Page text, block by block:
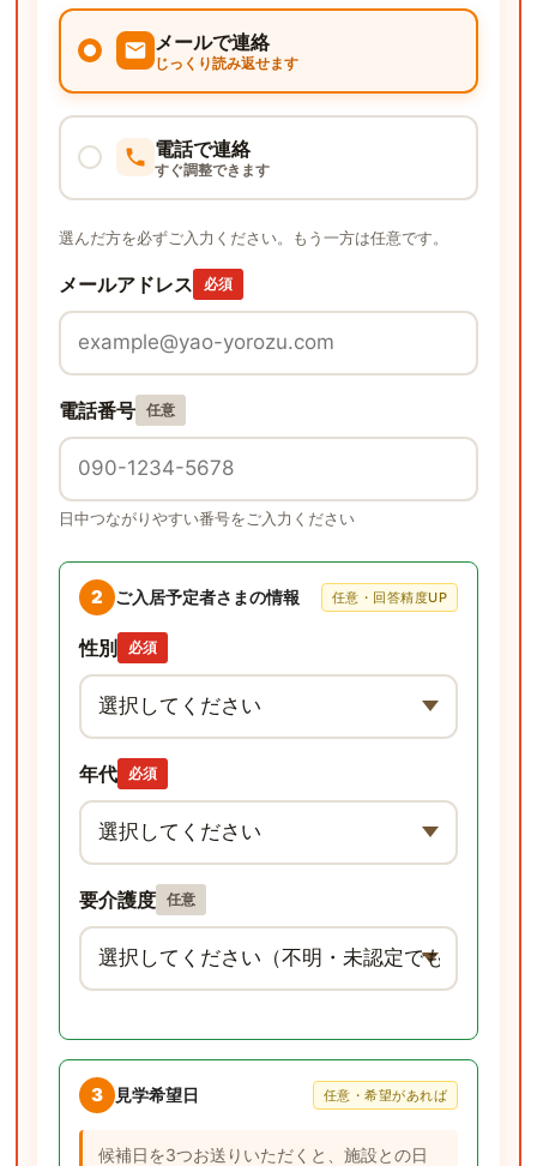
メールで連絡
じっくり読み返せます
電話で連絡
すぐ調整できます
選んだ方を必ずご入力ください。もう一方は任意です。
メールアドレス 必須
電話番号 任意
日中つながりやすい番号をご入力ください
2 ご入居予定者さまの情報 任意・回答精度UP
性別 必須
年代 必須
要介護度 任意
3 見学希望日 任意・希望があれば
候補日を3つお送りいただくと、施設との日